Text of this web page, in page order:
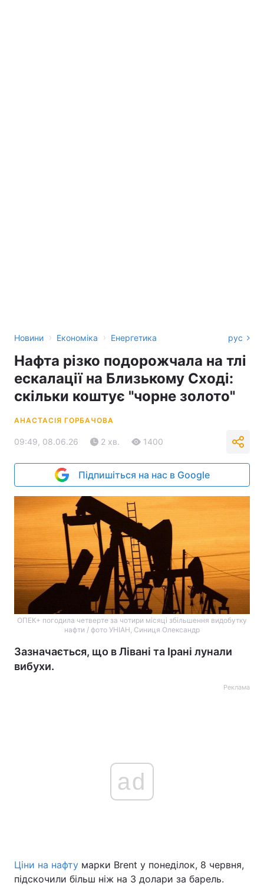
Новини › Економіка › Енергетика рус
Нафта різко подорожчала на тлі
ескалації на Близькому Сході:
скільки коштує "чорне золото"
АНАСТАСІЯ ГОРБАЧОВА
09:49, 08.06.26 2 хв. 1400
Підпишіться на нас в Google
ОПЕК+ погодила четверте за чотири місяці збільшення видобутку
нафти / фото УНІАН, Синиця Олександр
Зазначається, що в Лівані та Ірані лунали
вибухи.
Реклама
ad
Ціни на нафту марки Brent у понеділок, 8 червня,
підскочили більш ніж на 3 долари за барель.